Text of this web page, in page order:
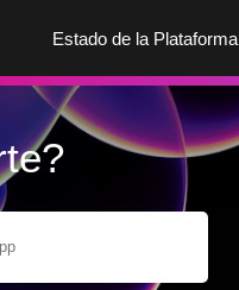
Estado de la Plataforma